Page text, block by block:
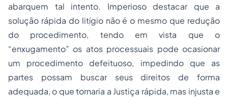
abarquem tal intento. Imperioso destacar que a
solução rápida do litígio não é o mesmo que redução
do procedimento, tendo em vista que o
“enxugamento” os atos processuais pode ocasionar
um procedimento defeituoso, impedindo que as
partes possam buscar seus direitos de forma
adequada, o que tornaria a Justiça rápida, mas injusta e